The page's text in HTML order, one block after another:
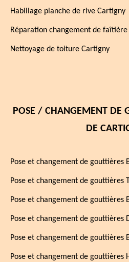
Habillage planche de rive Cartigny
Réparation changement de
Nettoyage de toiture Cartigny
POSE / CHANGEMENT DE
DE
Pose et changement de gouttières
Pose et changement de gouttières
Pose et changement de gouttières
Pose et changement de gouttières
Pose et changement de gouttières
Pose et changement de gouttières